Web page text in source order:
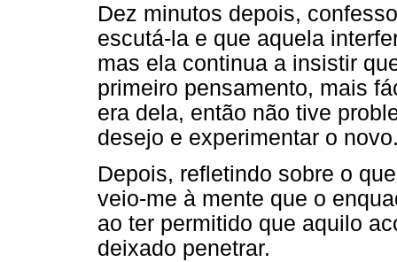
Dez minutos depois,
escutá-la e que aquela
mas ela continua a insistir
primeiro pensamento, mais
era dela, então não tive
desejo e experimentar o
Depois, refletindo sobre o
veio-me à mente que o
ao ter permitido que aquilo
deixado penetrar.